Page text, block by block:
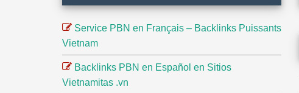
Service PBN en Français – Backlinks Puissants
Vietnam
Backlinks PBN en Español en Sitios
Vietnamitas .vn